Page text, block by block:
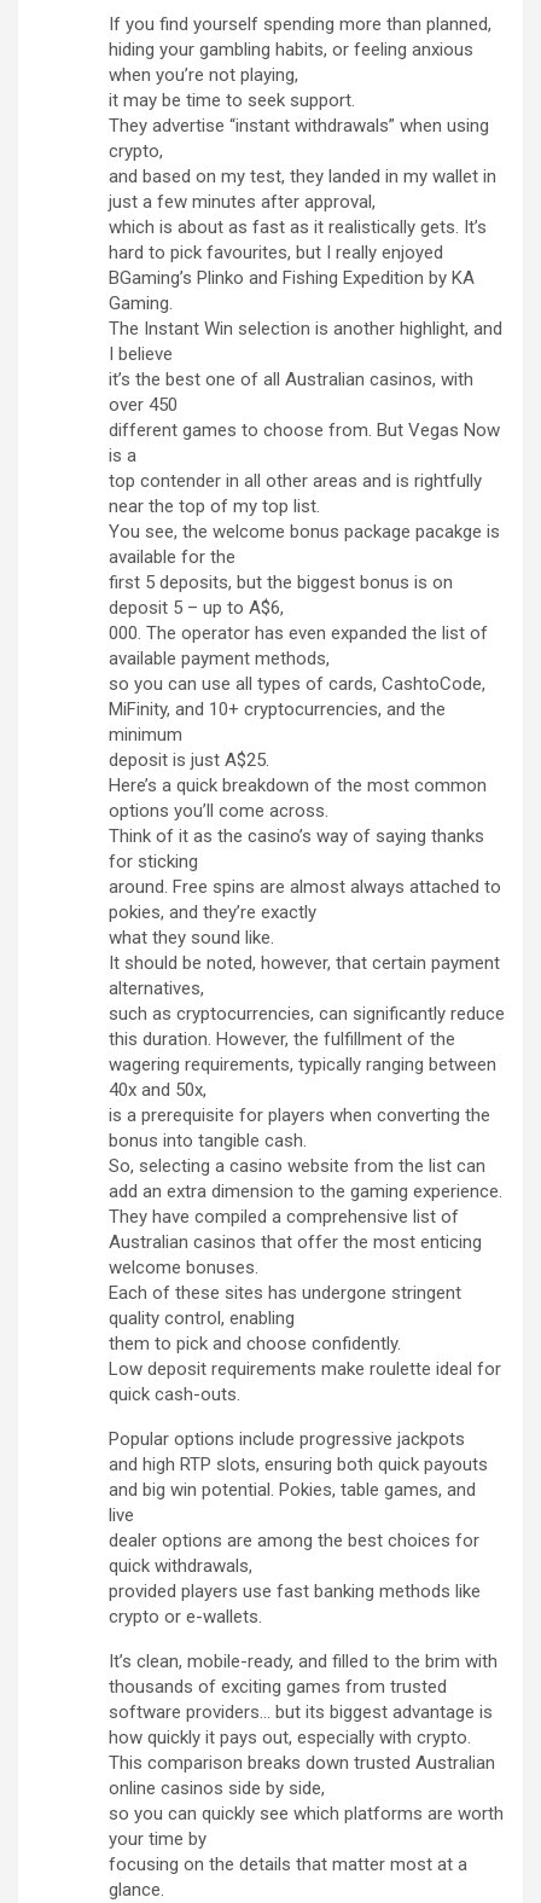
If you find yourself spending more than planned,
hiding your gambling habits, or feeling anxious
when you’re not playing,
it may be time to seek support.
They advertise “instant withdrawals” when using
crypto,
and based on my test, they landed in my wallet in
just a few minutes after approval,
which is about as fast as it realistically gets. It’s
hard to pick favourites, but I really enjoyed
BGaming’s Plinko and Fishing Expedition by KA
Gaming.
The Instant Win selection is another highlight, and
I believe
it’s the best one of all Australian casinos, with
over 450
different games to choose from. But Vegas Now
is a
top contender in all other areas and is rightfully
near the top of my top list.
You see, the welcome bonus package pacakge is
available for the
first 5 deposits, but the biggest bonus is on
deposit 5 – up to A$6,
000. The operator has even expanded the list of
available payment methods,
so you can use all types of cards, CashtoCode,
MiFinity, and 10+ cryptocurrencies, and the
minimum
deposit is just A$25.
Here’s a quick breakdown of the most common
options you’ll come across.
Think of it as the casino’s way of saying thanks
for sticking
around. Free spins are almost always attached to
pokies, and they’re exactly
what they sound like.
It should be noted, however, that certain payment
alternatives,
such as cryptocurrencies, can significantly reduce
this duration. However, the fulfillment of the
wagering requirements, typically ranging between
40x and 50x,
is a prerequisite for players when converting the
bonus into tangible cash.
So, selecting a casino website from the list can
add an extra dimension to the gaming experience.
They have compiled a comprehensive list of
Australian casinos that offer the most enticing
welcome bonuses.
Each of these sites has undergone stringent
quality control, enabling
them to pick and choose confidently.
Low deposit requirements make roulette ideal for
quick cash-outs.
Popular options include progressive jackpots
and high RTP slots, ensuring both quick payouts
and big win potential. Pokies, table games, and
live
dealer options are among the best choices for
quick withdrawals,
provided players use fast banking methods like
crypto or e-wallets.
It’s clean, mobile-ready, and filled to the brim with
thousands of exciting games from trusted
software providers… but its biggest advantage is
how quickly it pays out, especially with crypto.
This comparison breaks down trusted Australian
online casinos side by side,
so you can quickly see which platforms are worth
your time by
focusing on the details that matter most at a
glance.